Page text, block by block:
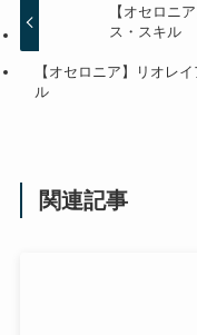
【オセロニ
ス・スキル
【オセロニア】リオレ
ル
関連記事